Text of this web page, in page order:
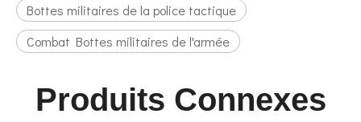
Bottes militaires de la police tactique
Combat Bottes militaires de l'armée
Produits Connexes